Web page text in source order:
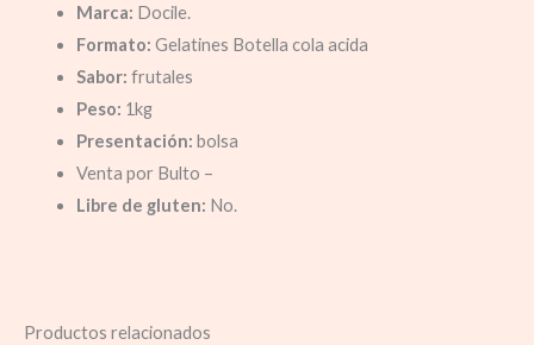
Marca: Docile.
Formato: Gelatines Botella cola acida
Sabor: frutales
Peso: 1kg
Presentación: bolsa
Venta por Bulto –
Libre de gluten: No.
Productos relacionados